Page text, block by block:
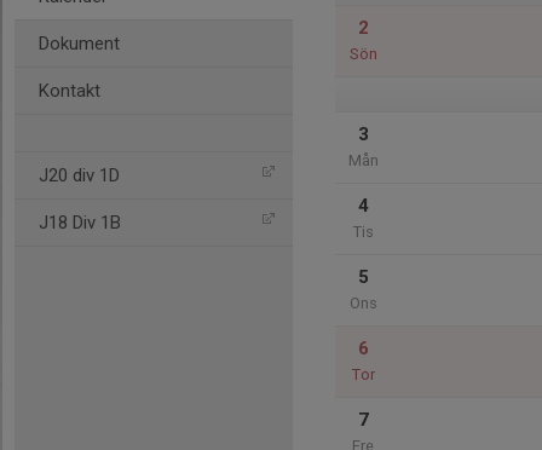
Dokument
Kontakt
J20 div 1D
J18 Div 1B
2
Sön
3
Mån
4
Tis
5
Ons
6
Tor
7
Fre